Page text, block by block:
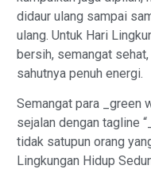
didaur ulang sampai
ulang. Untuk Hari
bersih, semangat
sahutnya penuh energi.
Semangat para _green
sejalan dengan tagline
tidak satupun orang
Lingkungan Hidup